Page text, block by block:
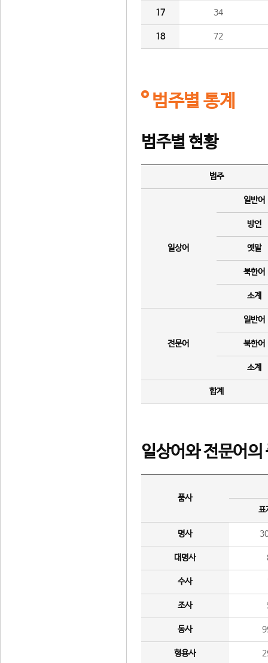
17 34
18 72
범주별 통계
범주별 현황
범주
일상어
일반어
방언
옛말
북한어
소계
전문어
일반어
북한어
소계
합계
일상어와 전문어의
품사
표
명사
대명사
수사
조사
동사
형용사